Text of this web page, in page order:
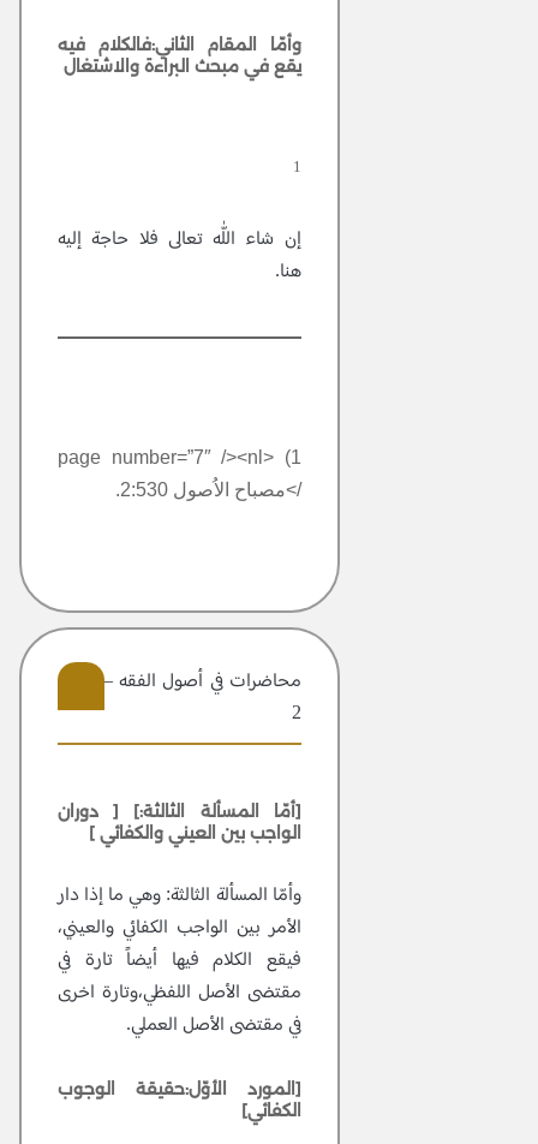
وأمّا المقام الثاني:فالكلام فيه
يقع في مبحث البراءة والاشتغال
1
إن شاء اللّٰه تعالى فلا حاجة إليه
هنا.
1) <page number=”7″ /><nl
/>مصباح الاُصول 2:530.
محاضرات في أصول الفقه – مجلد
2
[أمّا المسألة الثالثة:] [ دوران
الواجب بين العيني والكفائي ]
وأمّا المسألة الثالثة:وهي ما إذا دار
الأمر بين الواجب الكفائي والعيني،
فيقع الكلام فيها أيضاً تارة في
مقتضى الأصل اللفظي،وتارة اخرى
في مقتضى الأصل العملي.
[المورد الأوّل:حقيقة الوجوب
الكفائي]